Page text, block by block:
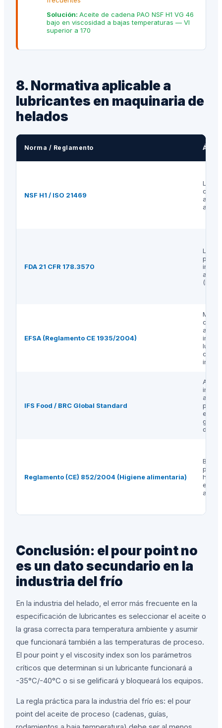
Solución: Aceite de cadena PAO NSF H1 VG 46
bajo en viscosidad a bajas temperaturas — VI
superior a 170
8. Normativa aplicable a
lubricantes en maquinaria de
helados
Norma / Reglamento
NSF H1 / ISO 21469
FDA 21 CFR 178.3570
para
EFSA (Reglamento CE 1935/2004)
IFS Food / BRC Global Standard
Reglamento (CE) 852/2004 (Higiene alimentaria)
Conclusión: el pour point no
es un dato secundario en la
industria del frío
En la industria del helado, el error más frecuente en la
especificación de lubricantes es seleccionar el aceite o
la grasa correcta para temperatura ambiente y asumir
que funcionará también a las temperaturas de proceso.
El pour point y el viscosity index son los parámetros
críticos que determinan si un lubricante funcionará a
-35°C/-40°C o si se gelificará y bloqueará los equipos.
La regla práctica para la industria del frío es: el pour
point del aceite de proceso (cadenas, guías,